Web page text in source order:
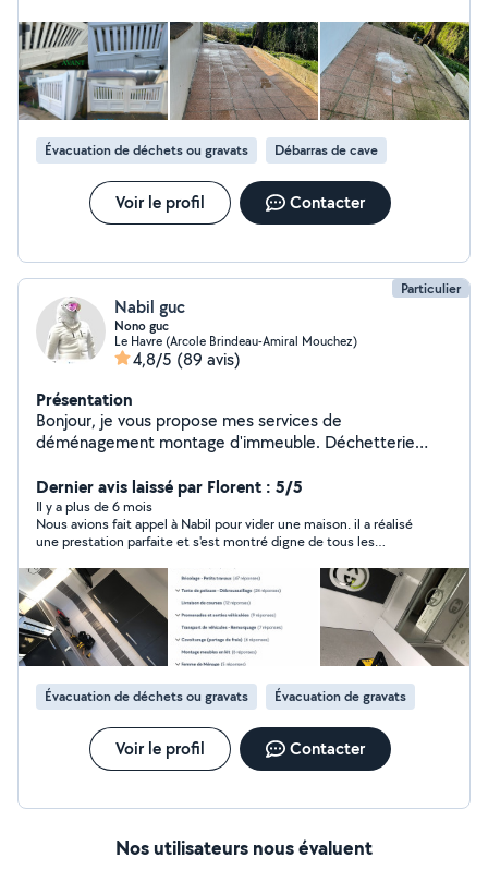
Évacuation de déchets ou gravats Débarras de cave
Voir le profil Contacter
Particulier
Nabil guc
Nono guc
Le Havre (Arcole Brindeau-Amiral Mouchez)
4,8/5 (89 avis)
Présentation
Bonjour, je vous propose mes services de
déménagement montage d'immeuble. Déchetterie
Dernier avis laissé par Florent : 5/5
Il y a plus de 6 mois
Nous avions fait appel à Nabil pour vider une maison. il a réalisé
une prestation parfaite et s'est montré digne de tous les
organisé, d'une agréable politesse et très investi. je ferai appel
à nouveau à lui sans hésiter. je le recommande vivement
Évacuation de déchets ou gravats Évacuation de gravats
Voir le profil Contacter
Nos utilisateurs nous évaluent